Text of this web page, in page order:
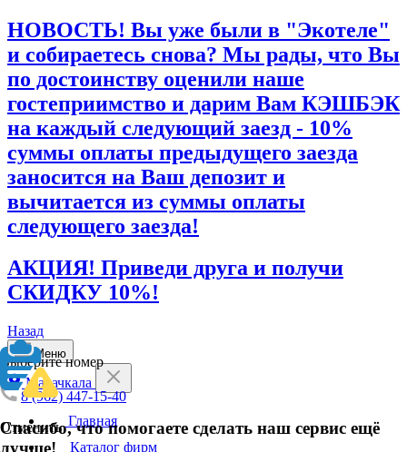
НОВОСТЬ! Вы уже были в "Экотеле"
и собираетесь снова? Мы рады, что Вы
по достоинству оценили наше
гостеприимство и дарим Вам КЭШБЭК
на каждый следующий заезд - 10%
суммы оплаты предыдущего заезда
заносится на Ваш депозит и
вычитается из суммы оплаты
следующего заезда!
АКЦИЯ! Приведи друга и получи
СКИДКУ 10%!
Назад
Выберите номер
8 (962) 447-15-40
Отменить
Спасибо, что помогаете сделать наш сервис ещё
лучше!
Меню
Махачкала
Главная
Каталог фирм